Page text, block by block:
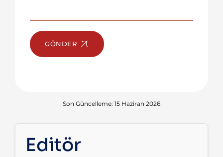
GÖNDER
Son Güncelleme: 15 Haziran 2026
Editör